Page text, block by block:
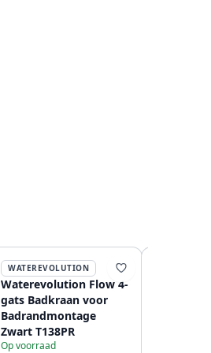
WATEREVOLUTION
Waterevolution Flow 4-
gats Badkraan voor
Badrandmontage
Zwart T138PR
Op voorraad